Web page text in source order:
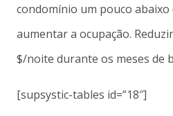
condomínio um pouco
aumentar a ocupação.
$/noite durante os meses de
[supsystic-tables id=”18″]